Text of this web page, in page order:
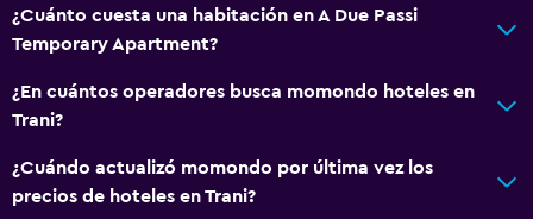
¿Cuánto cuesta una habitación en A Due Passi
Temporary Apartment?
¿En cuántos operadores busca momondo hoteles en
Trani?
¿Cuándo actualizó momondo por última vez los
precios de hoteles en Trani?